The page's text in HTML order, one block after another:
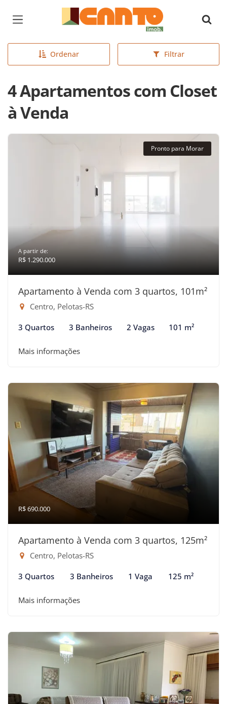
Página inicial
Ordenar Filtrar
4 Apartamentos com Closet
à Venda
Pronto para Morar
A partir de:
R$ 1.290.000
Apartamento à Venda com 3 quartos, 101m²
Centro, Pelotas-RS
3 Quartos 3 Banheiros 2 Vagas 101 m²
Mais informações
R$ 690.000
Apartamento à Venda com 3 quartos, 125m²
Centro, Pelotas-RS
3 Quartos 3 Banheiros 1 Vaga 125 m²
Mais informações